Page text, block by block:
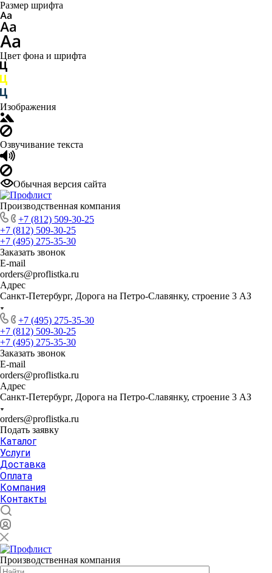
Размер шрифта
Цвет фона и шрифта
Изображения
Озвучивание текста
Обычная версия сайта
Производственная компания
+7 (812) 509-30-25
+7 (812) 509-30-25
+7 (495) 275-35-30
Заказать звонок
E-mail
orders@proflistka.ru
Адрес
Санкт-Петербург, Дорога на Петро-Славянку, строение 3 АЗ
+7 (495) 275-35-30
+7 (812) 509-30-25
+7 (495) 275-35-30
Заказать звонок
E-mail
orders@proflistka.ru
Адрес
Санкт-Петербург, Дорога на Петро-Славянку, строение 3 АЗ
orders@proflistka.ru
Подать заявку
Каталог
Услуги
Доставка
Оплата
Компания
Контакты
Производственная компания